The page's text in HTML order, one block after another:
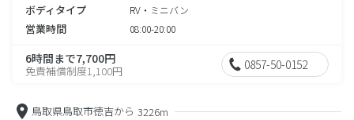
ボディタイプ RV・ミニバン
営業時間 08:00-20:00
6時間まで7,700円
免責補償制度1,100円 0857-50-0152
鳥取県鳥取市徳吉から 3226m